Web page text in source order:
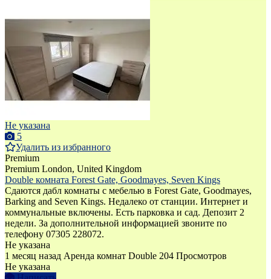
Не указана
5
Удалить из избранного
Premium
Premium London, United Kingdom
Double комната Forest Gate, Goodmayes, Seven Kings
Сдаются дабл комнаты с мебелью в Forest Gate, Goodmayes,
Barking and Seven Kings. Недалеко от станции. Интернет и
коммунальные включены. Есть парковка и сад. Депозит 2
недели. За дополнительной информацией звоните по
телефону 07305 228072.
Не указана
1 месяц назад Аренда комнат Double 204 Просмотров
Не указана